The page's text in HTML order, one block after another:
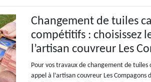
Changement de tuiles
compétitifs : choisissez
l’artisan couvreur Les
Pour vos travaux de changement de tuiles
appel à l’artisan couvreur Les